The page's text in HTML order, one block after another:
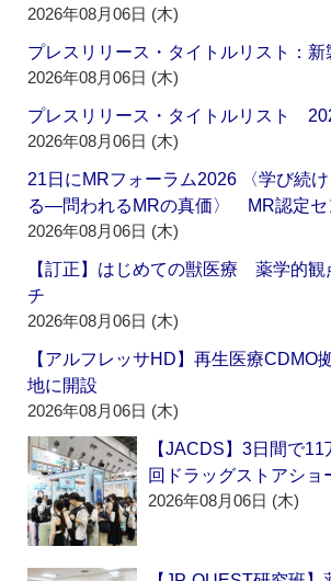
2026年08月06日 (木)
プレスリリース・タイトルリスト：
2026年08月06日 (木)
プレスリリース・タイトルリスト
2026年08月06日 (木)
21日にMRフォーラム2026 〈学び続
る―問われるMRの真価〉 MR認定セ
2026年08月06日 (木)
【訂正】はじめての獣医療 薬学的観
チ
2026年08月06日 (木)
【アルフレッサHD】再生医療CDMO
地に開設
2026年08月06日 (木)
【JACDS】3日間で
回ドラッグストアショ
2026年08月06日 (木)